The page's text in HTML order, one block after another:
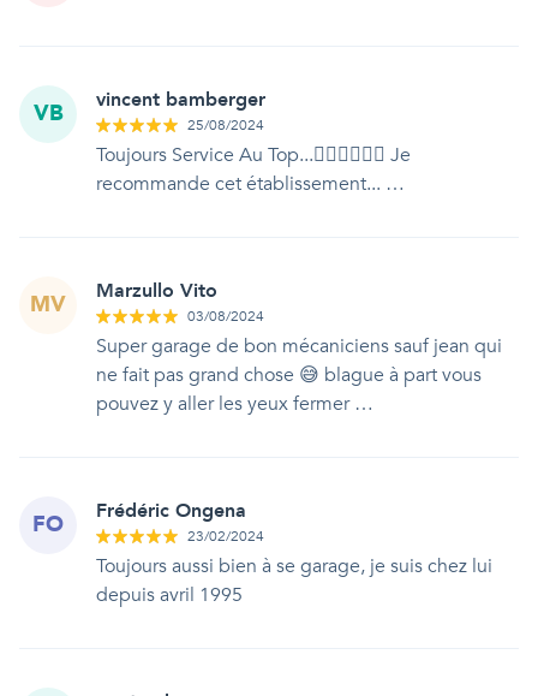
VB vincent bamberger
25/08/2024
Toujours Service Au Top...👍🏻👍🏻👍🏻 Je
recommande cet établissement... …
MV Marzullo Vito
03/08/2024
Super garage de bon mécaniciens sauf jean qui
ne fait pas grand chose 😅 blague à part vous
pouvez y aller les yeux fermer …
FO Frédéric Ongena
23/02/2024
Toujours aussi bien à se garage, je suis chez lui
depuis avril 1995